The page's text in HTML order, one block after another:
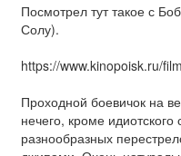
Посмотрел тут такое с
Солу).
https://www.kinopoisk.ru/
Проходной боевичок на
нечего, кроме
разнообразных